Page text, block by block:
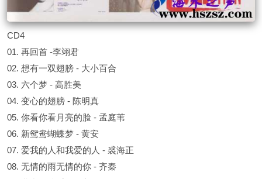
CD4
01. 再回首 -李翊君
02. 想有一双翅膀 - 大小百合
03. 六个梦 - 高胜美
04. 变心的翅膀 - 陈明真
05. 你看你看月亮的脸 - 孟庭苇
06. 新鸳鸯蝴蝶梦 - 黄安
07. 爱我的人和我爱的人 - 裘海正
08. 无情的雨无情的你 - 齐秦